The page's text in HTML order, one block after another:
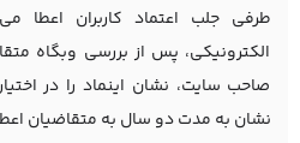
طرفی جلب اعتماد کاربران اعطا
الکترونیکی، پس از بررسی وبگاه
صاحب سایت، نشان اینماد را در
نشان به مدت دو سال به متقاضیان